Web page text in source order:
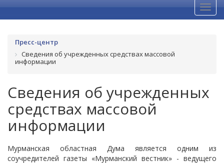
Пресс-центр
Сведения об учрежденных средствах массовой
информации
Сведения об учрежденных
средствах массовой
информации
Мурманская областная Дума является одним из
соучредителей газеты «Мурманский вестник» - ведущего